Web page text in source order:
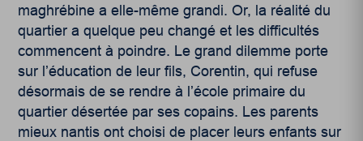
maghrébine a elle-même grandi. Or, la réalité du
quartier a quelque peu changé et les difficultés
commencent à poindre. Le grand dilemme porte
sur l’éducation de leur fils, Corentin, qui refuse
désormais de se rendre à l’école primaire du
quartier désertée par ses copains. Les parents
mieux nantis ont choisi de placer leurs enfants sur